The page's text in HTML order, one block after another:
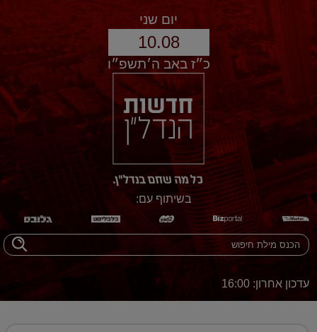
יום שני
10.08
כ״ז באב ה׳תשפ״ו
בשיתוף עם:
עדכון אחרון: 16:00